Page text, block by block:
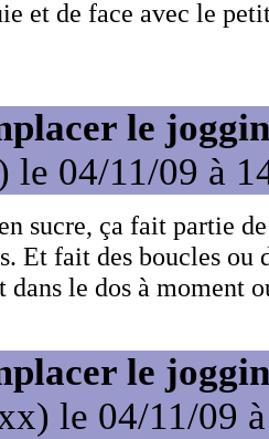
et de face avec le
le
le 04/11/09 à
sucre, ça fait partie
Et fait des boucles ou
dans le dos à moment
le
le 04/11/09